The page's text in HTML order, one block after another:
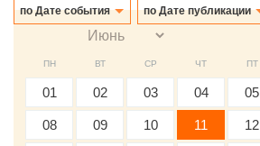
по Дате события по Дате публикации
ПН ВТ СР ЧТ ПТ
01 02 03 04 05
08 09 10 11 12